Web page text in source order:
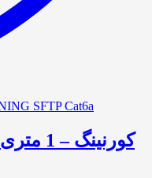
پچ کورد شبکه Cat6a کورنینگ – 1 متری